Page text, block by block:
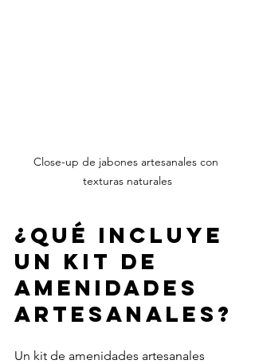
Close-up de jabones artesanales con
texturas naturales
¿Qué incluye
un kit de
amenidades
artesanales?
Un kit de amenidades artesanales